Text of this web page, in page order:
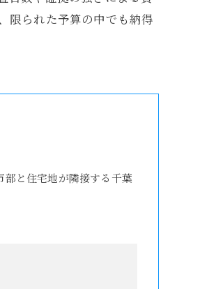
限られた予算の中でも納得
と住宅地が隣接する千葉